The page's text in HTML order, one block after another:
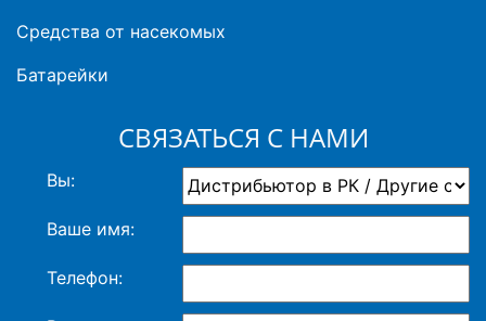
Средства от насекомых
Батарейки
СВЯЗАТЬСЯ С НАМИ
Вы:
Ваше имя:
Телефон: